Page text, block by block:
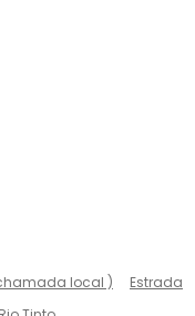
local )
Estrada